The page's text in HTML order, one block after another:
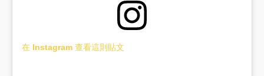
在 Instagram 查看這則貼文